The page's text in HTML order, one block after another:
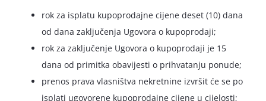
rok za isplatu kupoprodajne cijene deset (10) dana
od dana zaključenja Ugovora o kupoprodaji;
rok za zaključenje Ugovora o kupoprodaji je 15
dana od primitka obavijesti o prihvatanju ponude;
prenos prava vlasništva nekretnine izvršit će se po
isplati ugovorene kupoprodajne cijene u cijelosti;